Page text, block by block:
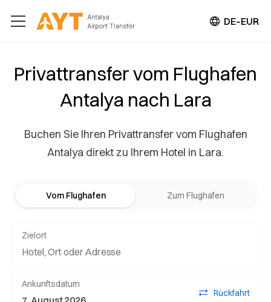
DE–EUR
Privattransfer vom Flughafen
Antalya nach Lara
Buchen Sie Ihren Privattransfer vom Flughafen
Antalya direkt zu Ihrem Hotel in Lara.
Vom Flughafen Zum Flughafen
Zielort
Ankunftsdatum
Rückfahrt